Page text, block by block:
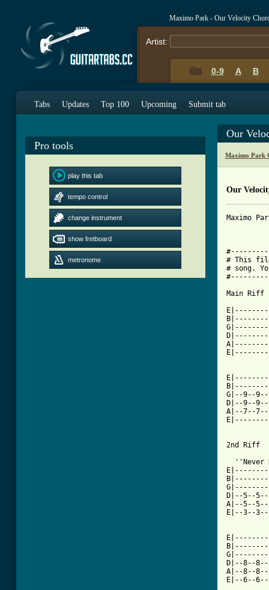
Maximo Park - Our Velocity
Artist:
0-9 A B
Tabs Updates Top 100 Upcoming Submit tab
Pro tools
play this tab
tempo control
change instrument
show fretboard
metronome
Our
Maximo Park
Our
Maximo
# This
# song.
Main Riff
G|--9--
D|--9--
A|--7--
2nd Riff
''Never
D|--5--
A|--5--
E|--3--
D|--8--
A|--8--
E|--6--